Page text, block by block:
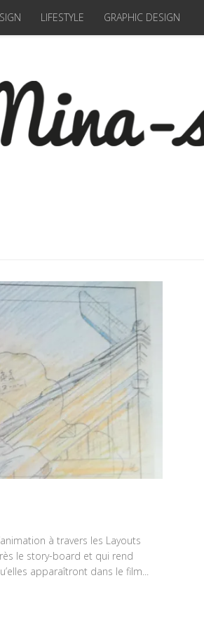
LIFESTYLE GRAPHIC DESIGN
à travers les Layouts
le story-board et qui rend
apparaîtront dans le film...